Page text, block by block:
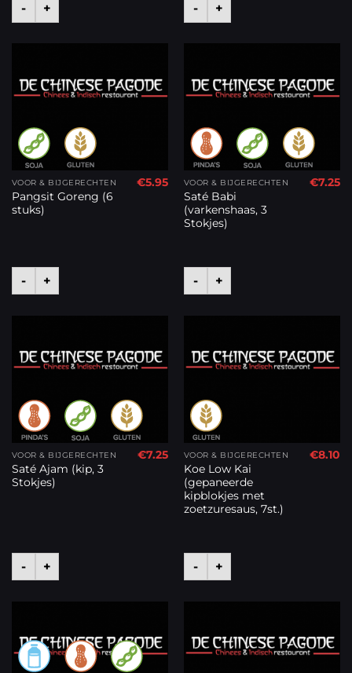
- + - +
VOOR & BIJGERECHTEN
Pangsit Goreng (6
stuks)
€5.95
- +
VOOR & BIJGERECHTEN
Saté Babi
(varkenshaas, 3
Stokjes)
€7.25
- +
VOOR & BIJGERECHTEN
Saté Ajam (kip, 3
Stokjes)
€7.25
- +
VOOR & BIJGERECHTEN
Koe Low Kai
(gepaneerde
kipblokjes met
zoetzuresaus, 7st.)
€8.10
- +